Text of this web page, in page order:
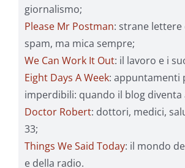
giornalismo;
Please Mr Postman: strane
spam, ma mica sempre;
We Can Work It Out: il lavoro e i
Eight Days A Week: appuntamenti
imperdibili: quando il blog diventa
Doctor Robert: dottori, medici,
33;
Things We Said Today: il mondo
e della radio.